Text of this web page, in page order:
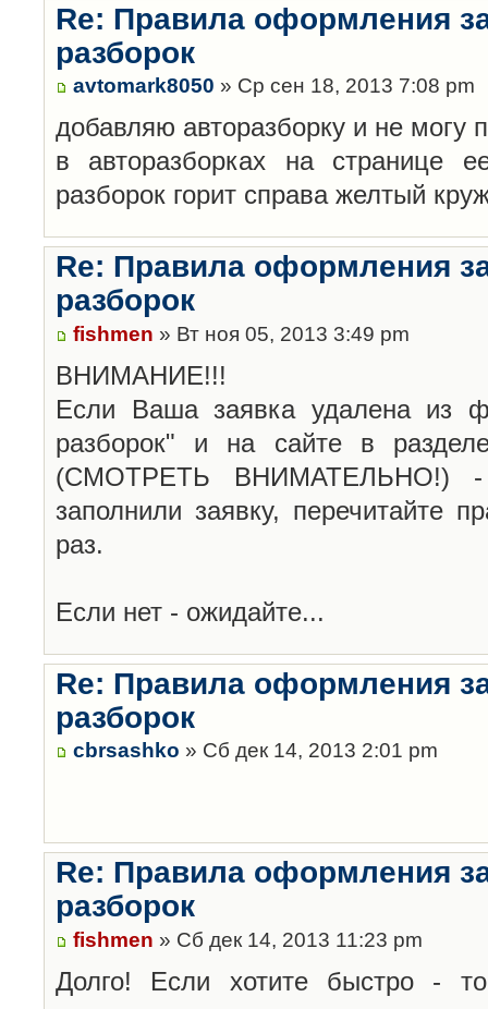
Re: Правила оформления
разборок
avtomark8050 » Ср сен 18, 2013 7:08 pm
добавляю авторазборку и не могу
в авторазборках на странице
разборок горит справа желтый
Re: Правила оформления
разборок
fishmen » Вт ноя 05, 2013 3:49 pm
ВНИМАНИЕ!!!
Если Ваша заявка удалена из
разборок" и на сайте в
(СМОТРЕТЬ ВНИМАТЕЛЬНО!)
заполнили заявку, перечитайте
раз.
Если нет - ожидайте...
Re: Правила оформления
разборок
cbrsashko » Сб дек 14, 2013 2:01 pm
Re: Правила оформления
разборок
fishmen » Сб дек 14, 2013 11:23 pm
Долго! Если хотите быстро -